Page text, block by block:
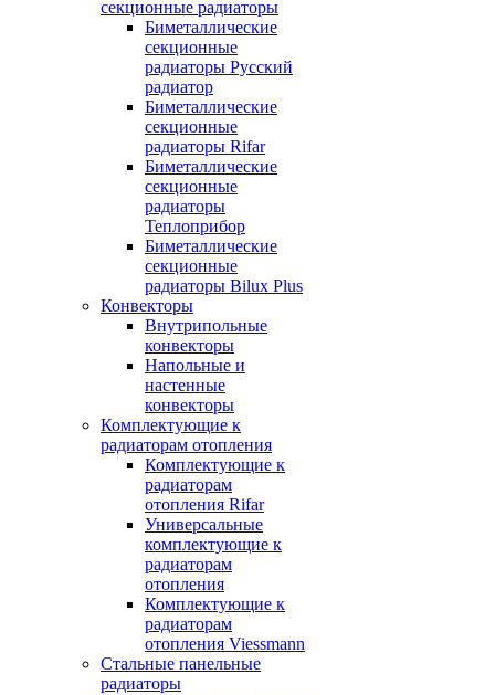
секционные радиаторы
Биметаллические
секционные
радиаторы Русский
радиатор
Биметаллические
секционные
радиаторы Rifar
Биметаллические
секционные
радиаторы
Теплоприбор
Биметаллические
секционные
радиаторы Bilux Plus
Конвекторы
Внутрипольные
конвекторы
Напольные и
настенные
конвекторы
Комплектующие к
радиаторам отопления
Комплектующие к
радиаторам
отопления Rifar
Универсальные
комплектующие к
радиаторам
отопления
Комплектующие к
радиаторам
отопления Viessmann
Стальные панельные
радиаторы